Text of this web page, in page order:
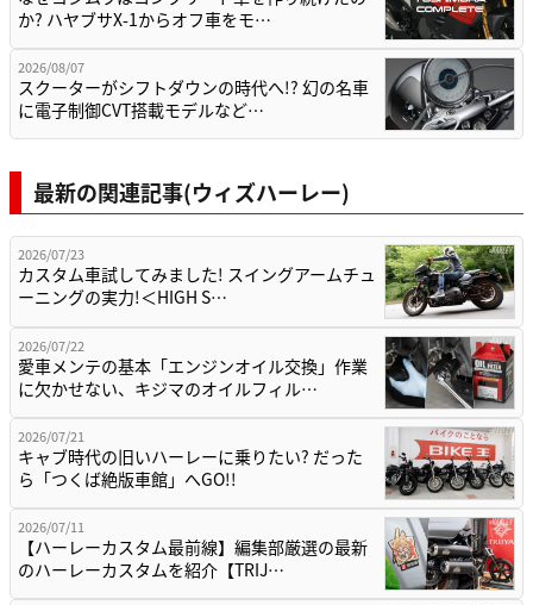
か? ハヤブサX-1からオフ車をモ…
2026/08/07
スクーターがシフトダウンの時代へ!? 幻の名車
に電子制御CVT搭載モデルなど…
最新の関連記事(ウィズハーレー)
2026/07/23
カスタム車試してみました! スイングアームチュ
ーニングの実力!＜HIGH S…
2026/07/22
愛車メンテの基本「エンジンオイル交換」作業
に欠かせない、キジマのオイルフィル…
2026/07/21
キャブ時代の旧いハーレーに乗りたい? だった
ら「つくば絶版車館」へGO!!
2026/07/11
【ハーレーカスタム最前線】編集部厳選の最新
のハーレーカスタムを紹介【TRIJ…